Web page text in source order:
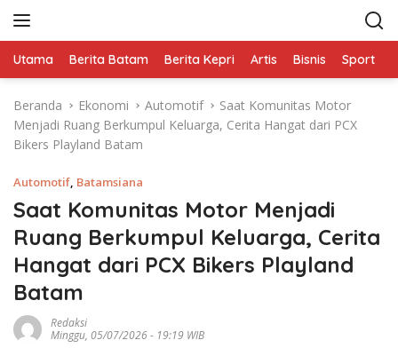
Utama Berita Batam Berita Kepri Artis Bisnis Sport
Beranda Ekonomi Automotif
Saat Komunitas Motor
Menjadi Ruang Berkumpul Keluarga, Cerita Hangat dari PCX
Bikers Playland Batam
Automotif, Batamsiana
Saat Komunitas Motor Menjadi
Ruang Berkumpul Keluarga, Cerita
Hangat dari PCX Bikers Playland
Batam
Redaksi
Minggu, 05/07/2026 - 19:19 WIB